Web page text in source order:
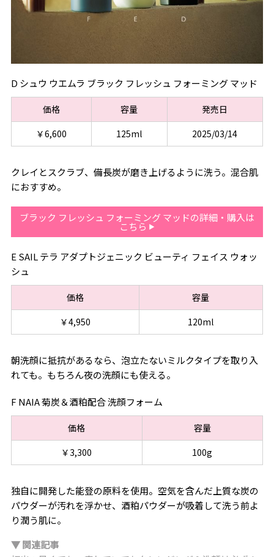
D シュウ ウエムラ ブラック フレッシュ フォーミング マッド
価格 容量
発売日
￥6,600
125ml 2025/03/14
クレイとスクラブ、備長炭が磨き上げるように洗う。混合肌
におすすめ。
ブラック フレッシュ フォーミング マッドの詳細・購入は
こちら
E SAIL テラ アダプトジェニック ビューティ フェイス ウォッ
シュ
価格
容量
￥4,950
120ml
朝洗顔に抵抗があるなら、泡立たないミルクタイプを取り入
れても。もちろん夜の洗顔にも使える。
F NAIA 菊炭＆酒粕配合 洗顔フォーム
価格
容量
￥3,300
100g
独自に開発した能登の原料を使用。空気を含んだ上質な炭の
パウダーが汚れを浮かせ、酒粕パウダーが吸着して洗う前よ
り潤う肌に。
▼ 関連記事